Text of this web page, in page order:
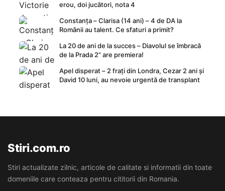
erou, doi jucători, nota 4
Constanța – Clarisa (14 ani) – 4 de DA la
Românii au talent. Ce sfaturi a primit?
La 20 de ani de la succes – Diavolul se îmbracă
de la Prada 2” are premiera!
Apel disperat – 2 frați din Londra, Cezar 2 ani și
David 10 luni, au nevoie urgentă de transplant
Stiri.com.ro
Stiri actualizate zilnic, articole de calitate si informatii din toate
domeniile care conteaza pentru cititorii din Romania.